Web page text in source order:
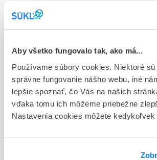
Aby všetko fungovalo tak, ako má...
Používame súbory cookies. Niektoré
správne fungovanie nášho webu, iné
lepšie spoznať, čo Vás na našich
vďaka tomu ich môžeme priebežne
Nastavenia cookies môžete
tbl flm 60x20 mg (blis.PVC/PVDC/Al)
D - Registrácia bez obmedzenia platnosti
Typ registračnej procedúry
Vzájomné uznávanie (mutual recognition
Držiteľ, krajina
Zentiva a.s., Slovensko